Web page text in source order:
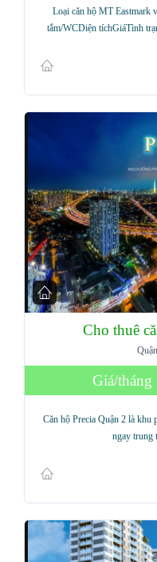
Loại căn hộ MT Eastmark
tắm/WCDiện tíchGiáTình
Cho thuê
Giá/tháng
Căn hộ Precia Quận 2 là khu
ngay trung